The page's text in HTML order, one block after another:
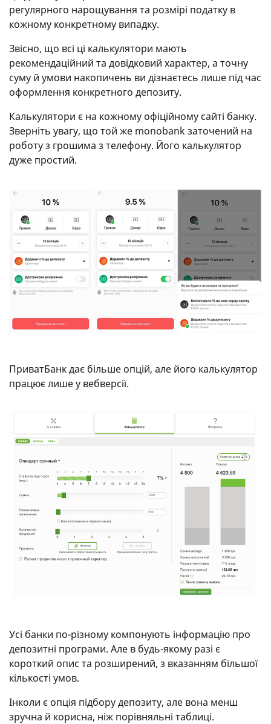
регулярного нарощування та розмірі податку в
кожному конкретному випадку.
Звісно, що всі ці калькулятори мають
рекомендаційний та довідковий характер, а точну
суму й умови накопичень ви дізнаєтесь лише під час
оформлення конкретного депозиту.
Калькулятори є на кожному офіційному сайті банку.
Зверніть увагу, що той же monobank заточений на
роботу з грошима з телефону. Його калькулятор
дуже простий.
ПриватБанк дає більше опцій, але його калькулятор
працює лише у вебверсії.
Усі банки по-різному компонують інформацію про
депозитні програми. Але в будь-якому разі є
короткий опис та розширений, з вказанням більшої
кількості умов.
Інколи є опція підбору депозиту, але вона менш
зручна й корисна, ніж порівняльні таблиці.